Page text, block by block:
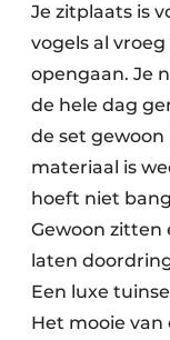
Je zitplaats is
vogels al
opengaan. Je
de hele dag
de set
materiaal is
hoeft niet
Gewoon zitten
laten
Een luxe
Het mooie